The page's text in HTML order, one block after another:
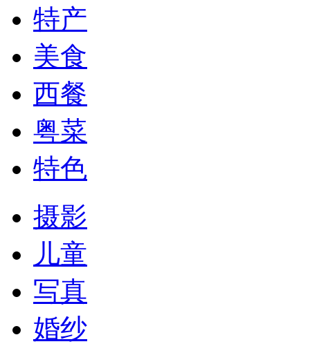
特产
美食
西餐
粤菜
特色
摄影
儿童
写真
婚纱